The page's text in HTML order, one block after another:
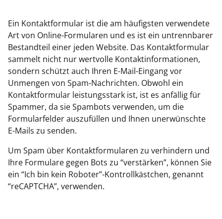
Ein Kontaktformular ist die am häufigsten verwendete
Art von Online-Formularen und es ist ein untrennbarer
Bestandteil einer jeden Website. Das Kontaktformular
sammelt nicht nur wertvolle Kontaktinformationen,
sondern schützt auch Ihren E-Mail-Eingang vor
Unmengen von Spam-Nachrichten. Obwohl ein
Kontaktformular leistungsstark ist, ist es anfällig für
Spammer, da sie Spambots verwenden, um die
Formularfelder auszufüllen und Ihnen unerwünschte
E-Mails zu senden.
Um Spam über Kontaktformularen zu verhindern und
Ihre Formulare gegen Bots zu “verstärken”, können Sie
ein “Ich bin kein Roboter”-Kontrollkästchen, genannt
“reCAPTCHA”, verwenden.